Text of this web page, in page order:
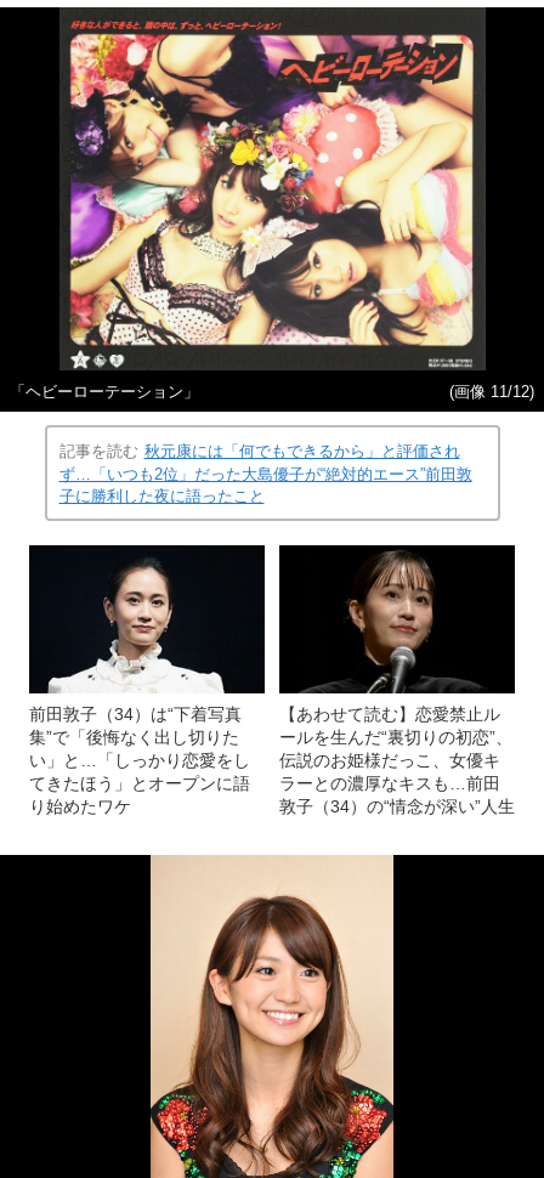
「ヘビーローテーション」 (画像 11/12)
記事を読む 秋元康には「何でもできるから」と評価され
ず…「いつも2位」だった大島優子が“絶対的エース”前田敦
子に勝利した夜に語ったこと
前田敦子（34）は“下着写真
集”で「後悔なく出し切りた
い」と…「しっかり恋愛をし
てきたほう」とオープンに語
り始めたワケ
【あわせて読む】恋愛禁止ル
ールを生んだ“裏切りの初恋”、
伝説のお姫様だっこ、女優キ
ラーとの濃厚なキスも…前田
敦子（34）の“情念が深い”人生